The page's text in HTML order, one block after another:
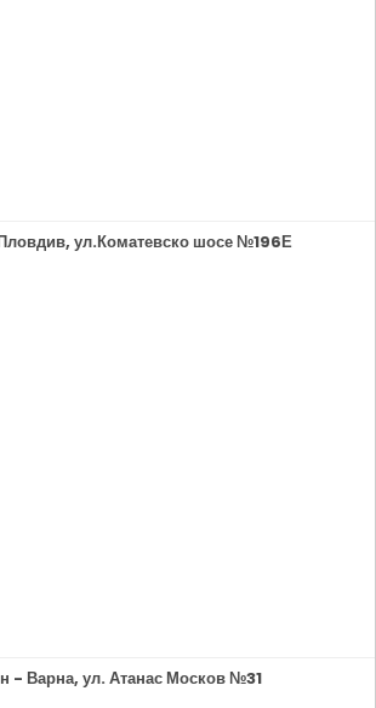
ул.Коматевско шосе №196Е
- Варна, ул. Атанас Москов №31